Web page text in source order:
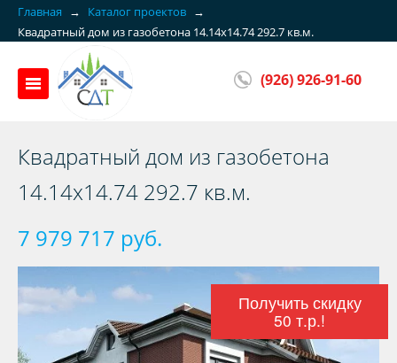
Главная → Каталог проектов →
Квадратный дом из газобетона 14.14x14.74 292.7 кв.м.
(926) 926-91-60
Квадратный дом из газобетона
14.14x14.74 292.7 кв.м.
7 979 717 руб.
Получить скидку
50 т.р.!